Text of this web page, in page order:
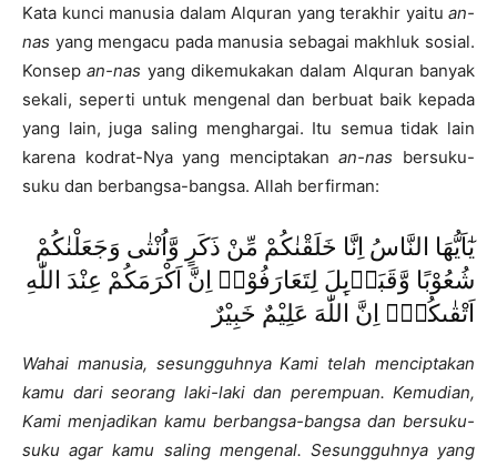
Kata kunci manusia dalam Alquran yang terakhir yaitu an-
nas yang mengacu pada manusia sebagai makhluk sosial.
Konsepan-nas yang dikemukakan dalam Alquran banyak
sekali, seperti untuk mengenal dan berbuat baik kepada
yang lain, juga saling menghargai. Itu semua tidak lain
karena kodrat-Nya yang menciptakanan-nas bersuku-
suku dan berbangsa-bangsa. Allah berfirman:
شُعُوْبًا وَّقَبَاۤىِٕلَ لِتَعَارَفُوْاۚ اِنَّ اَكْرَمَكُمْ عِنْدَ اللّٰهِ
اَتْقٰىكُمْۗ اِنَّ اللّٰهَ عَلِيْمٌ خَبِيْرٌ
Wahai manusia, sesungguhnya Kami telah menciptakan
kamu dari seorang laki-laki dan perempuan. Kemudian,
Kami menjadikan kamu berbangsa-bangsa dan bersuku-
suku agar kamu saling mengenal. Sesungguhnya yang